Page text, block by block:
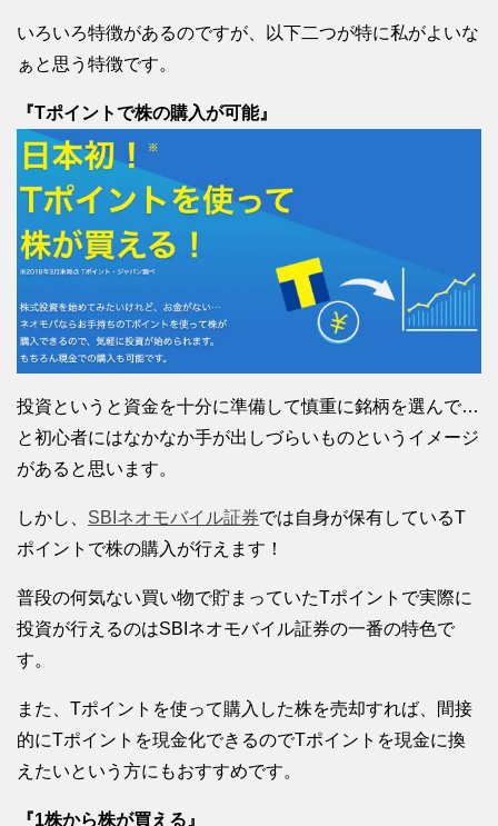
いろいろ特徴があるのですが、以下二つが特に私がよいな
ぁと思う特徴です。
『Tポイントで株の購入が可能』
投資というと資金を十分に準備して慎重に銘柄を選んで…
と初心者にはなかなか手が出しづらいものというイメージ
があると思います。
しかし、 SBIネオモバイル証券では自身が保有しているT
ポイントで株の購入が行えます！
普段の何気ない買い物で貯まっていたTポイントで実際に
投資が行えるのはSBIネオモバイル証券の一番の特色で
す。
また、Tポイントを使って購入した株を売却すれば、間接
的にTポイントを現金化できるのでTポイントを現金に換
えたいという方にもおすすめです。
『1株から株が買える』